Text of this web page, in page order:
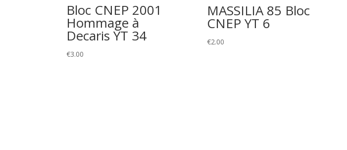
Bloc CNEP 2001
Hommage à
Decaris YT 34
€3.00
MASSILIA 85 Bloc
CNEP YT 6
€2.00